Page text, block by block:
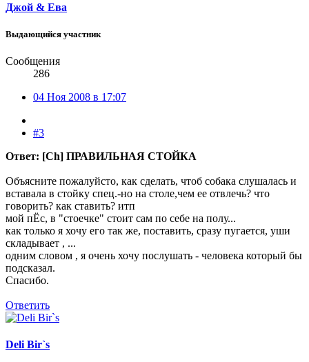
Джой & Ева
Выдающийся участник
Сообщения
286
04 Ноя 2008 в 17:07
#3
Ответ: [Ch] ПРАВИЛЬНАЯ СТОЙКА
Объясните пожалуйсто, как сделать, чтоб собака слушалась и
вставала в стойку спец.-но на столе,чем ее отвлечь? что
говорить? как ставить? итп
мой пЁс, в "стоечке" стоит сам по себе на полу...
как только я хочу его так же, поставить, сразу пугается, уши
складывает , ...
одним словом , я очень хочу послушать - человека который бы
подсказал.
Спасибо.
Ответить
Deli Bir`s